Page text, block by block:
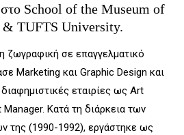
School of the Museum of
TUFTS University.
ζωγραφική σε επαγγελματικό
Marketing και Graphic Design και
εταιρίες ως Art
Κατά τη διάρκεια των
της (1990-1992), εργάστηκε ως